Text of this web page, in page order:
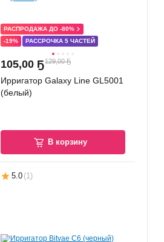
-19% РАССРОЧКА 5 ЧАСТЕЙ
РАСПРОДАЖА ДО -80%
105,00 Ҕ129,00 Ҕ
Ирригатор Galaxy Line GL5001
(белый)
В корзину
5.0 (1)